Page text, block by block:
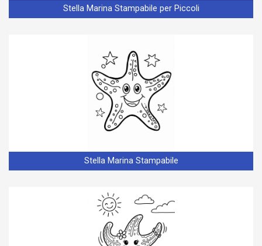
Stella Marina Stampabile per Piccoli
Stella Marina Stampabile